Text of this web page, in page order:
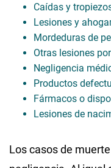
Caídas y
Lesiones y
Mordeduras de
Otras lesiones
Negligencia
Productos
Fármacos o
Lesiones de
Los casos de